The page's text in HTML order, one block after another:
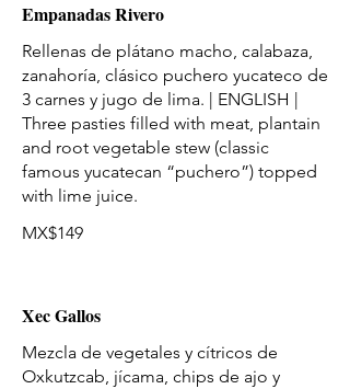
Empanadas Rivero
Rellenas de plátano macho, calabaza,
zanahoría, clásico puchero yucateco de
3 carnes y jugo de lima. | ENGLISH |
Three pasties filled with meat, plantain
and root vegetable stew (classic
famous yucatecan “puchero”) topped
with lime juice.
MX$149
Xec Gallos
Mezcla de vegetales y cítricos de
Oxkutzcab, jícama, chips de ajo y